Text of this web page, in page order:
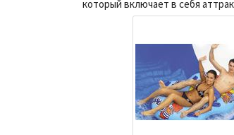
который включает в себя